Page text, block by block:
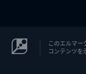
このエルマー
コンテンツを